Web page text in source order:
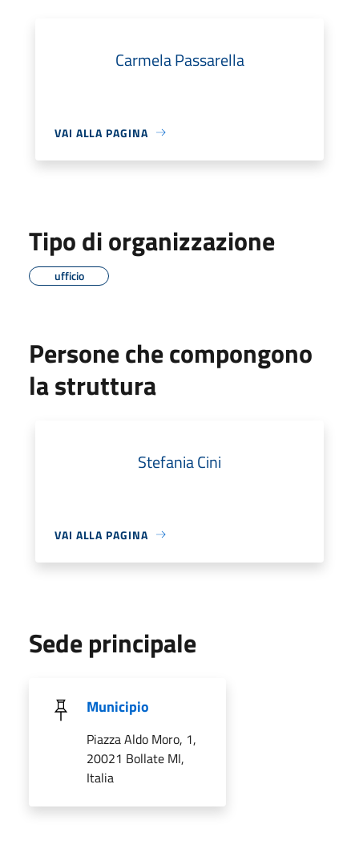
Carmela Passarella
VAI ALLA PAGINA
Tipo di organizzazione
ufficio
Persone che compongono
la struttura
Stefania Cini
VAI ALLA PAGINA
Sede principale
Municipio
Piazza Aldo Moro, 1,
20021 Bollate MI,
Italia